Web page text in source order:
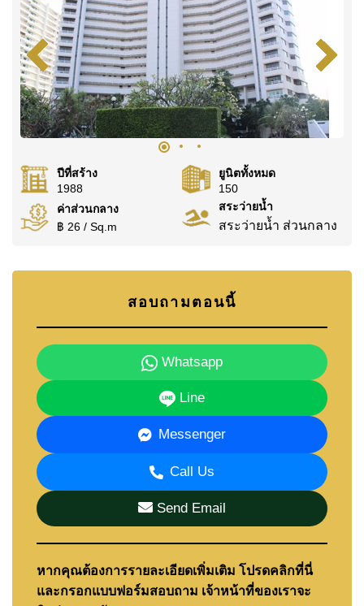
@cornerstonepattaya
ปีที่สร้าง
1988
ยูนิตทั้งหมด
150
ค่าส่วนกลาง
฿ 26 / Sq.m
สระว่ายน้ำ
สระว่ายน้ำ ส่วนกลาง
สอบถามตอนนี้
Whatsapp
Line
Messenger
Call Us
Send Email
หากคุณต้องการรายละเอียดเพิ่มเติม โปรดคลิกที่นี่
และกรอกแบบฟอร์มสอบถาม เจ้าหน้าที่ของเราจะ